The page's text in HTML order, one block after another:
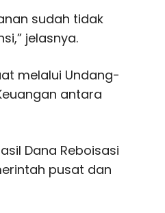
sudah tidak
jelasnya.
melalui Undang-
antara
Dana Reboisasi
pusat dan